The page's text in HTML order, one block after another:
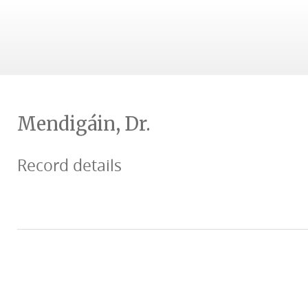
Mendigáin, Dr.
Record details